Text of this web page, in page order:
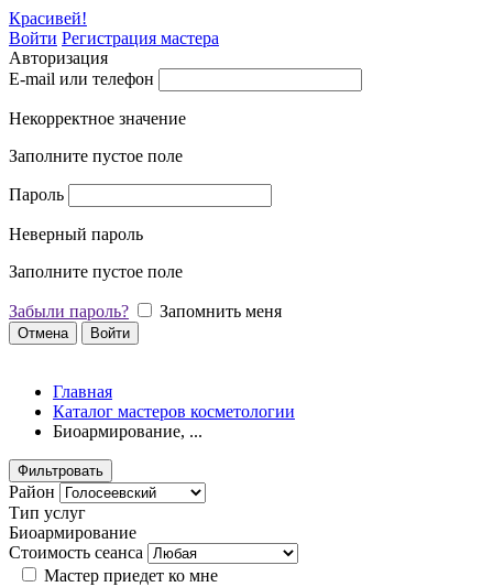
Красивей!
Войти Регистрация мастера
Авторизация
E-mail или телефон
Некорректное значение
Заполните пустое поле
Пароль
Неверный пароль
Заполните пустое поле
Забыли пароль? Запомнить меня
Отмена Войти
Главная
Каталог мастеров косметологии
Биоармирование, ...
Фильтровать
Район
Тип услуг
Биоармирование
Стоимость сеанса
Мастер приедет ко мне